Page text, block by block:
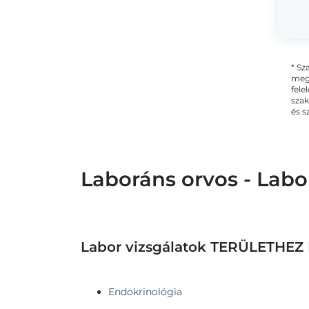
*
és
Laboráns orvos -
Labor vizsgálatok TERÜLETHEZ
Endokrinológia